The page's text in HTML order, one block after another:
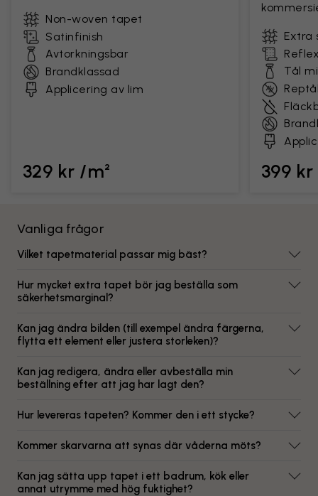
Non-woven tapet
Satinfinish
Avtorkningsbar
Brandklassad
Applicering av lim
329 kr /m²
Extra
Tål
399
Vanliga frågor
Vilket tapetmaterial passar mig bäst?
Hur mycket extra tapet bör jag beställa som
säkerhetsmarginal?
Kan jag ändra bilden (till exempel ändra färgerna,
flytta ett element eller justera storleken)?
Kan jag redigera, ändra eller avbeställa min
beställning efter att jag har lagt den?
Hur levereras tapeten? Kommer den i ett stycke?
Kommer skarvarna att synas där våderna möts?
Kan jag sätta upp tapet i ett badrum, kök eller
annat utrymme med hög fuktighet?